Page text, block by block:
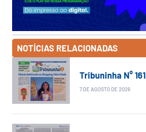
NOTÍCIAS RELACIONADAS
Tribuninha N° 161
7 DE AGOSTO DE 2026